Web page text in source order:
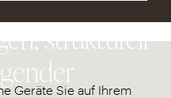
strukturell
Geräte Sie auf Ihrem